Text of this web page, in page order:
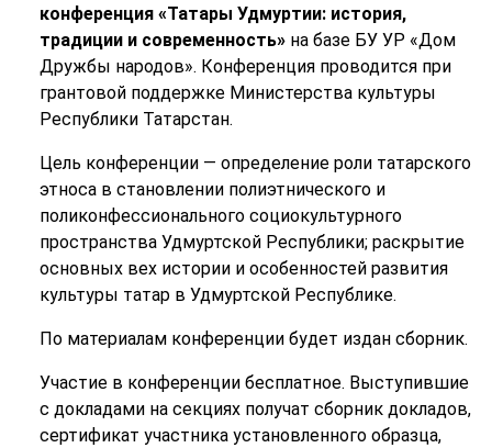
конференция «Татары Удмуртии: история,
традиции и современность»на базе БУ УР «Дом
Дружбы народов». Конференция проводится при
грантовой поддержке Министерства культуры
Республики Татарстан.
Цель конференции — определение роли татарского
этноса в становлении полиэтнического и
поликонфессионального социокультурного
пространства Удмуртской Республики; раскрытие
основных вех истории и особенностей развития
культуры татар в Удмуртской Республике.
По материалам конференции будет издан сборник.
Участие в конференции бесплатное. Выступившие
с докладами на секциях получат сборник докладов,
сертификат участника установленного образца,